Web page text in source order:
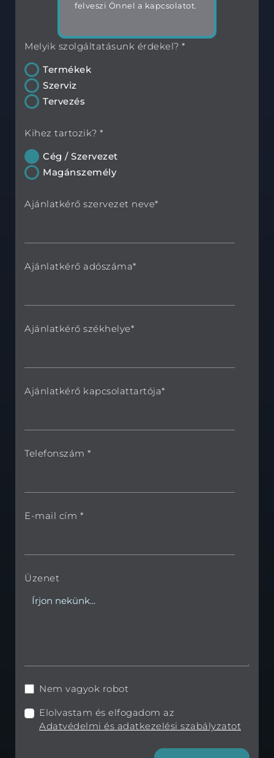
felveszi Önnel a kapcsolatot.
Melyik szolgáltatásunk érdekel? *
Termékek
Szerviz
Tervezés
Kihez tartozik? *
Cég / Szervezet
Magánszemély
Ajánlatkérő szervezet neve*
Ajánlatkérő adószáma*
Ajánlatkérő székhelye*
Ajánlatkérő kapcsolattartója*
Telefonszám *
E-mail cím *
Üzenet
Nem vagyok robot
Elolvastam és elfogadom az
Adatvédelmi és adatkezelési szabályzatot